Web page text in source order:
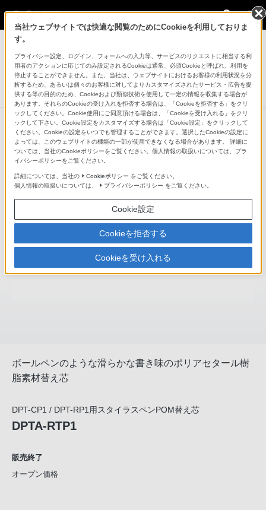
法人のお客様
デジタルペーパー
DPT-CP1 / DPT-RP1用スタイラスペンPOM替え芯
DPTA-RTP1
販売終了
ボールペンのような滑らかな書き味のポリアセタール樹
脂素材替え芯
DPT-CP1 / DPT-RP1用スタイラスペンPOM替え芯
DPTA-RTP1
販売終了
オープン価格
当社ウェブサイトでは快適な閲覧のためにCookieを利用しておりま
す。
プライバシー設定、ログイン、フォームへの入力等、サービスのリクエストに相当する利
用者のアクションに応じてのみ設定されるCookieは通常、必須Cookieと呼ばれ、利用を
停止することができません。また、当社は、ウェブサイトにおけるお客様の利用状況を分
析するため、あるいは個々のお客様に対してよりカスタマイズされたサービス・広告を提
供する等の目的のため、Cookieおよび類似技術を使用して一定の情報を収集する場合が
あります。それらのCookieの受け入れを拒否する場合は、「Cookieを拒否する」をクリ
ックしてください。Cookie使用にご同意頂ける場合は、「Cookieを受け入れる」をクリ
ックして下さい。Cookie設定をカスタマイズする場合は「Cookie設定」をクリックして
ください。Cookieの設定をいつでも管理することができます。選択したCookieの設定に
よっては、このウェブサイトの機能の一部が使用できなくなる場合があります。 詳細に
ついては、当社のCookieポリシーをご覧ください。個人情報の取扱いについては、プラ
イバシーポリシーをご覧ください。
詳細については、当社の Cookieポリシー をご覧ください。
個人情報の取扱いについては、
プライバシーポリシー をご覧ください。
Cookie設定
Cookieを拒否する
Cookieを受け入れる